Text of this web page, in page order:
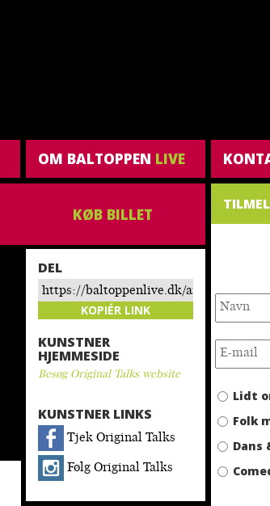
OM BALTOPPEN LIVE
KØB BILLET
DEL
https://baltoppenlive.dk/arrangement/
og-svaerest-af-alt-
2-2/
KOPIÉR LINK
KUNSTNER
HJEMMESIDE
Besøg Original Talks website
KUNSTNER LINKS
Tjek Original Talks
Følg Original Talks
Lidt
Folk
Dans